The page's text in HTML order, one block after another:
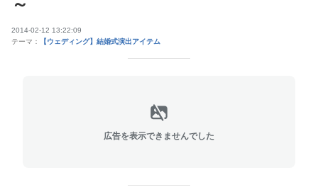
～
2014-02-12 13:22:09
テーマ：
【ウェディング】結婚式演出アイテム
広告を表示できませんでした